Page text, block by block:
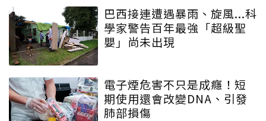
巴西接連遭遇暴雨、旋風...科
學家警告百年最強「超級聖
嬰」尚未出現
電子煙危害不只是成癮！短
期使用還會改變DNA、引發
肺部損傷